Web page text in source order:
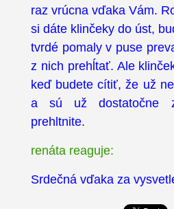
raz vrúcna vďaka Vám.
si dáte klinčeky do úst,
tvrdé pomaly v puse
z nich prehĺtať. Ale
keď budete cítiť, že už
a sú už dostatočne
prehltnite.
renáta reaguje:
Srdečná vďaka za